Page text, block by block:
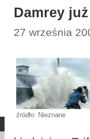
Damrey
27 września
źródło: Nieznane